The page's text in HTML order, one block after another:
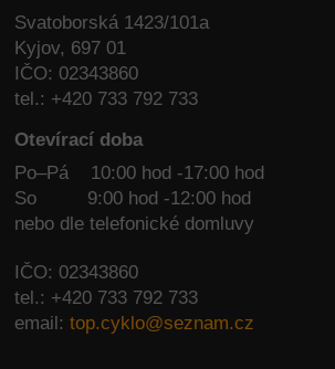
Svatoborská 1423/101a
Kyjov, 697 01
IČO: 02343860
tel.: +420 733 792 733
Otevírací doba
Po–Pá 10:00 hod -17:00 hod
So
9:00 hod -12:00 hod
nebo dle telefonické domluvy
IČO: 02343860
tel.: +420 733 792 733
email:top.cyklo@seznam.cz